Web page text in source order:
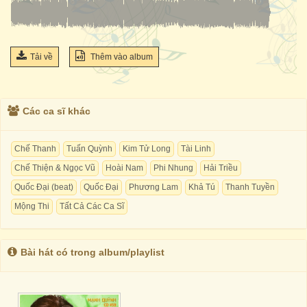
Tải về Thêm vào album
Các ca sĩ khác
Chế Thanh Tuấn Quỳnh Kim Tử Long
Tài Linh
Chế Thiện & Ngọc Vũ
Hoài Nam Phi Nhung
Hải Triều
Quốc Đại (beat)
Quốc Đại Phương Lam Khả Tú
Thanh Tuyền
Mộng Thi
Tất Cả Các Ca Sĩ
Bài hát có trong album/playlist